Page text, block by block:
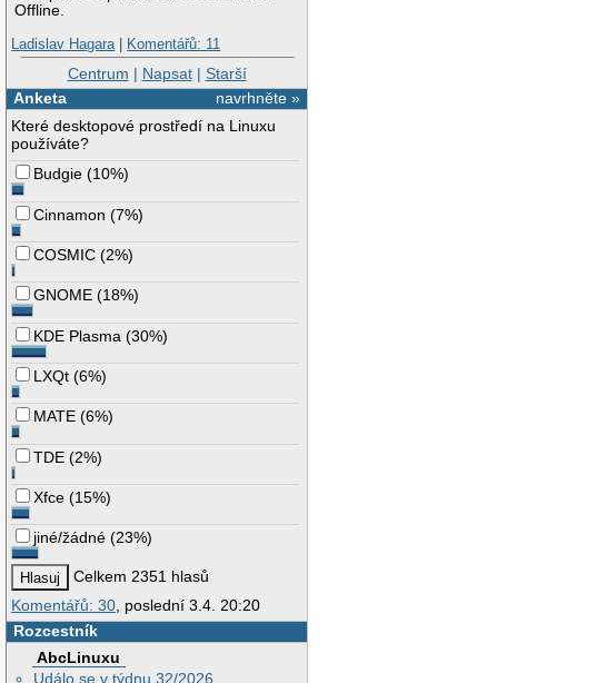
Offline.
Ladislav Hagara| Komentářů: 11
Centrum | Napsat| Starší
navrhněte »
Anketa
Které desktopové prostředí na Linuxu
používáte?
Budgie (10%)
Cinnamon (7%)
COSMIC (2%)
GNOME (18%)
KDE Plasma (30%)
LXQt (6%)
MATE (6%)
TDE (2%)
Xfce (15%)
jiné/žádné (23%)
Celkem 2351 hlasů
Komentářů: 30 , poslední 3.4. 20:20
Rozcestník
AbcLinuxu
Událo se v týdnu 32/2026